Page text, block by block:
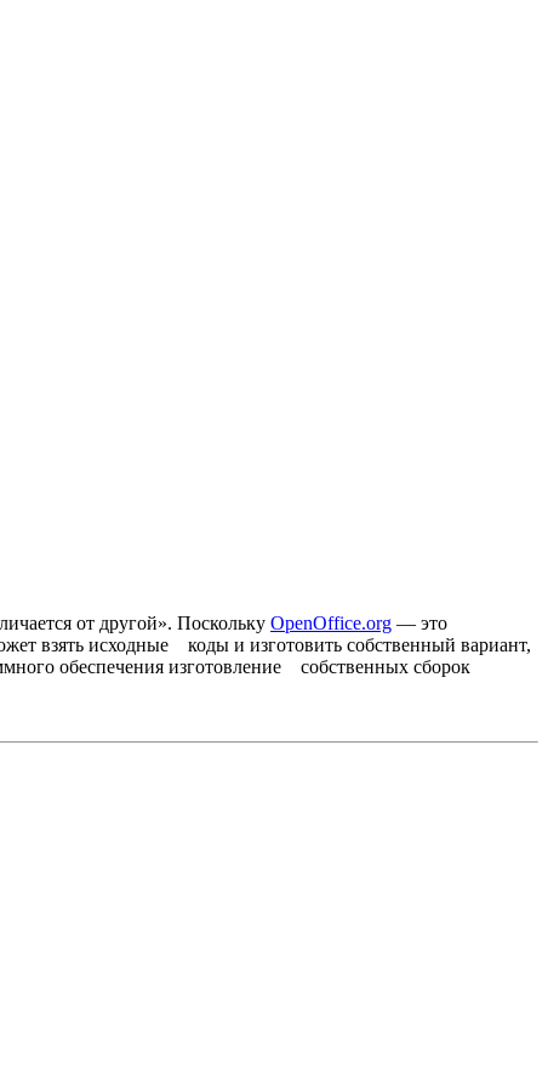
от другой». Поскольку OpenOffice.org — это
исходные коды и изготовить собственный вариант,
обеспечения изготовление собственных сборок